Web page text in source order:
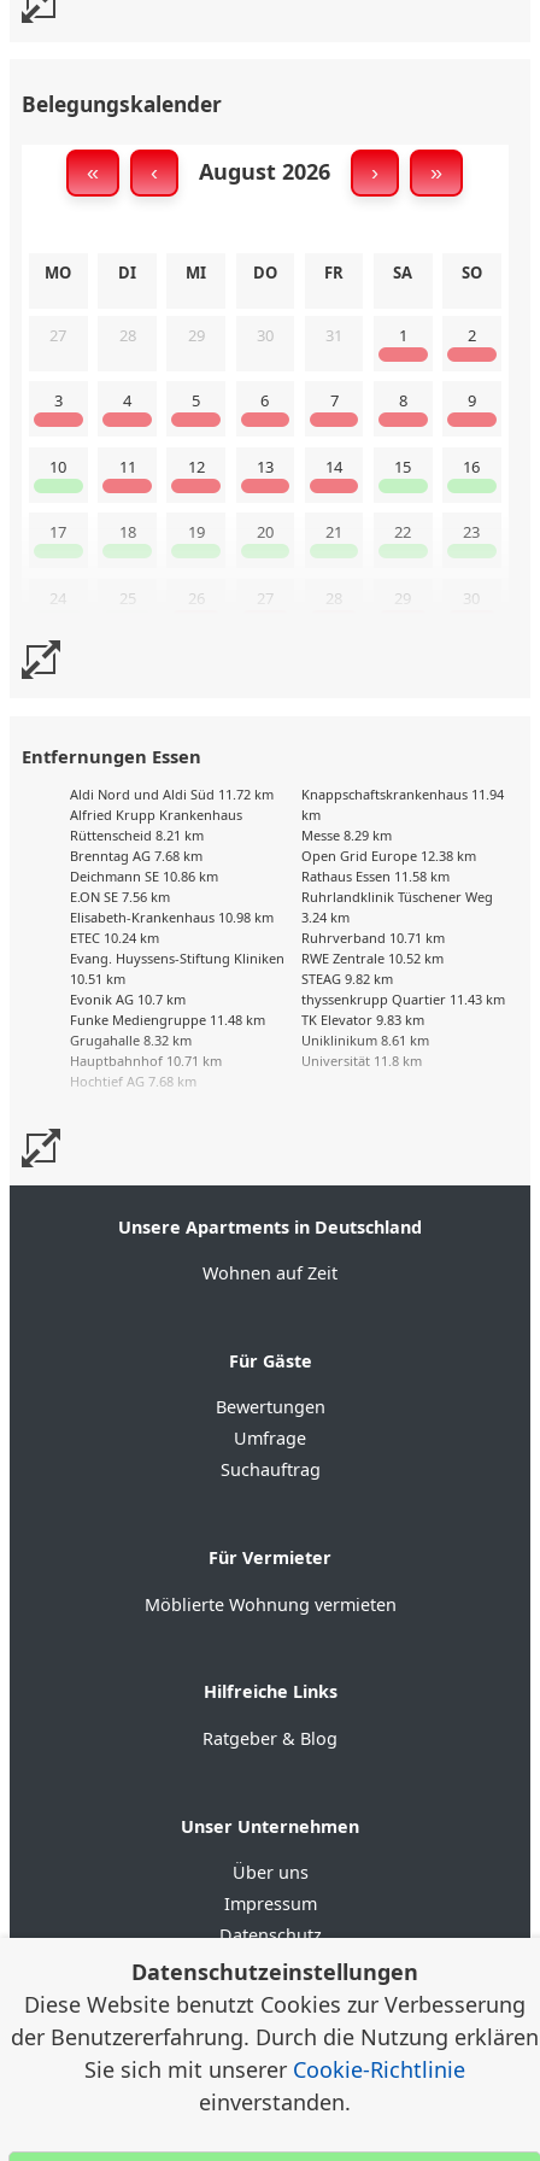
Belegungskalender
« ‹ August 2026 › »
MO DI MI DO FR SA SO
27 28 29 30 31 1 2
3 4 5 6 7 8 9
10 11 12 13 14 15 16
17 18 19 20 21 22 23
24 25 26 27 28 29 30
Entfernungen Essen
Aldi Nord und Aldi Süd 11.72 km
Alfried Krupp Krankenhaus
Rüttenscheid 8.21 km
Brenntag AG 7.68 km
Deichmann SE 10.86 km
E.ON SE 7.56 km
Elisabeth-Krankenhaus 10.98 km
ETEC 10.24 km
Evang. Huyssens-Stiftung Kliniken
10.51 km
Evonik AG 10.7 km
Funke Mediengruppe 11.48 km
Grugahalle 8.32 km
Hauptbahnhof 10.71 km
Hochtief AG 7.68 km
Knappschaftskrankenhaus 11.94
km
Messe 8.29 km
Open Grid Europe 12.38 km
Rathaus Essen 11.58 km
Ruhrlandklinik Tüschener Weg
3.24 km
Ruhrverband 10.71 km
RWE Zentrale 10.52 km
STEAG 9.82 km
thyssenkrupp Quartier 11.43 km
TK Elevator 9.83 km
Uniklinikum 8.61 km
Universität 11.8 km
Unsere Apartments in Deutschland
Wohnen auf Zeit
Für Gäste
Bewertungen
Umfrage
Suchauftrag
Für Vermieter
Möblierte Wohnung vermieten
Hilfreiche Links
Ratgeber & Blog
Unser Unternehmen
Über uns
Impressum
Datenschutz
AGB
Google Bewertungen 4.6 ★★★★★
★★★★★ (20)
Datenschutzeinstellungen
Diese Website benutzt Cookies zur Verbesserung
der Benutzererfahrung. Durch die Nutzung erklären
Sie sich mit unserer Cookie-Richtlinie
einverstanden.